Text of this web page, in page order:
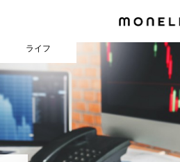
ライフ